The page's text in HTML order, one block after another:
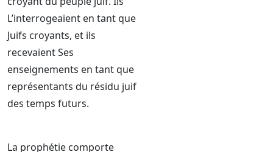
L’interrogeaient en tant que
Juifs croyants, et ils
recevaient Ses
enseignements en tant que
représentants du résidu juif
des temps futurs.
La prophétie comporte